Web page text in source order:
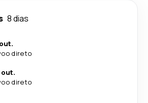
8 dias
direto
direto